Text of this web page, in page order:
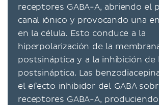
receptores GABA-A, abriendo el
canal iónico y provocando una
en la célula. Esto conduce a la
hiperpolarización de la
postsináptica y a la inhibición de
postsináptica. Las
el efecto inhibidor del GABA
receptores GABA-A,